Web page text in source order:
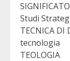
Studi
TECNICA DI
tecnologia
TEOLOGIA